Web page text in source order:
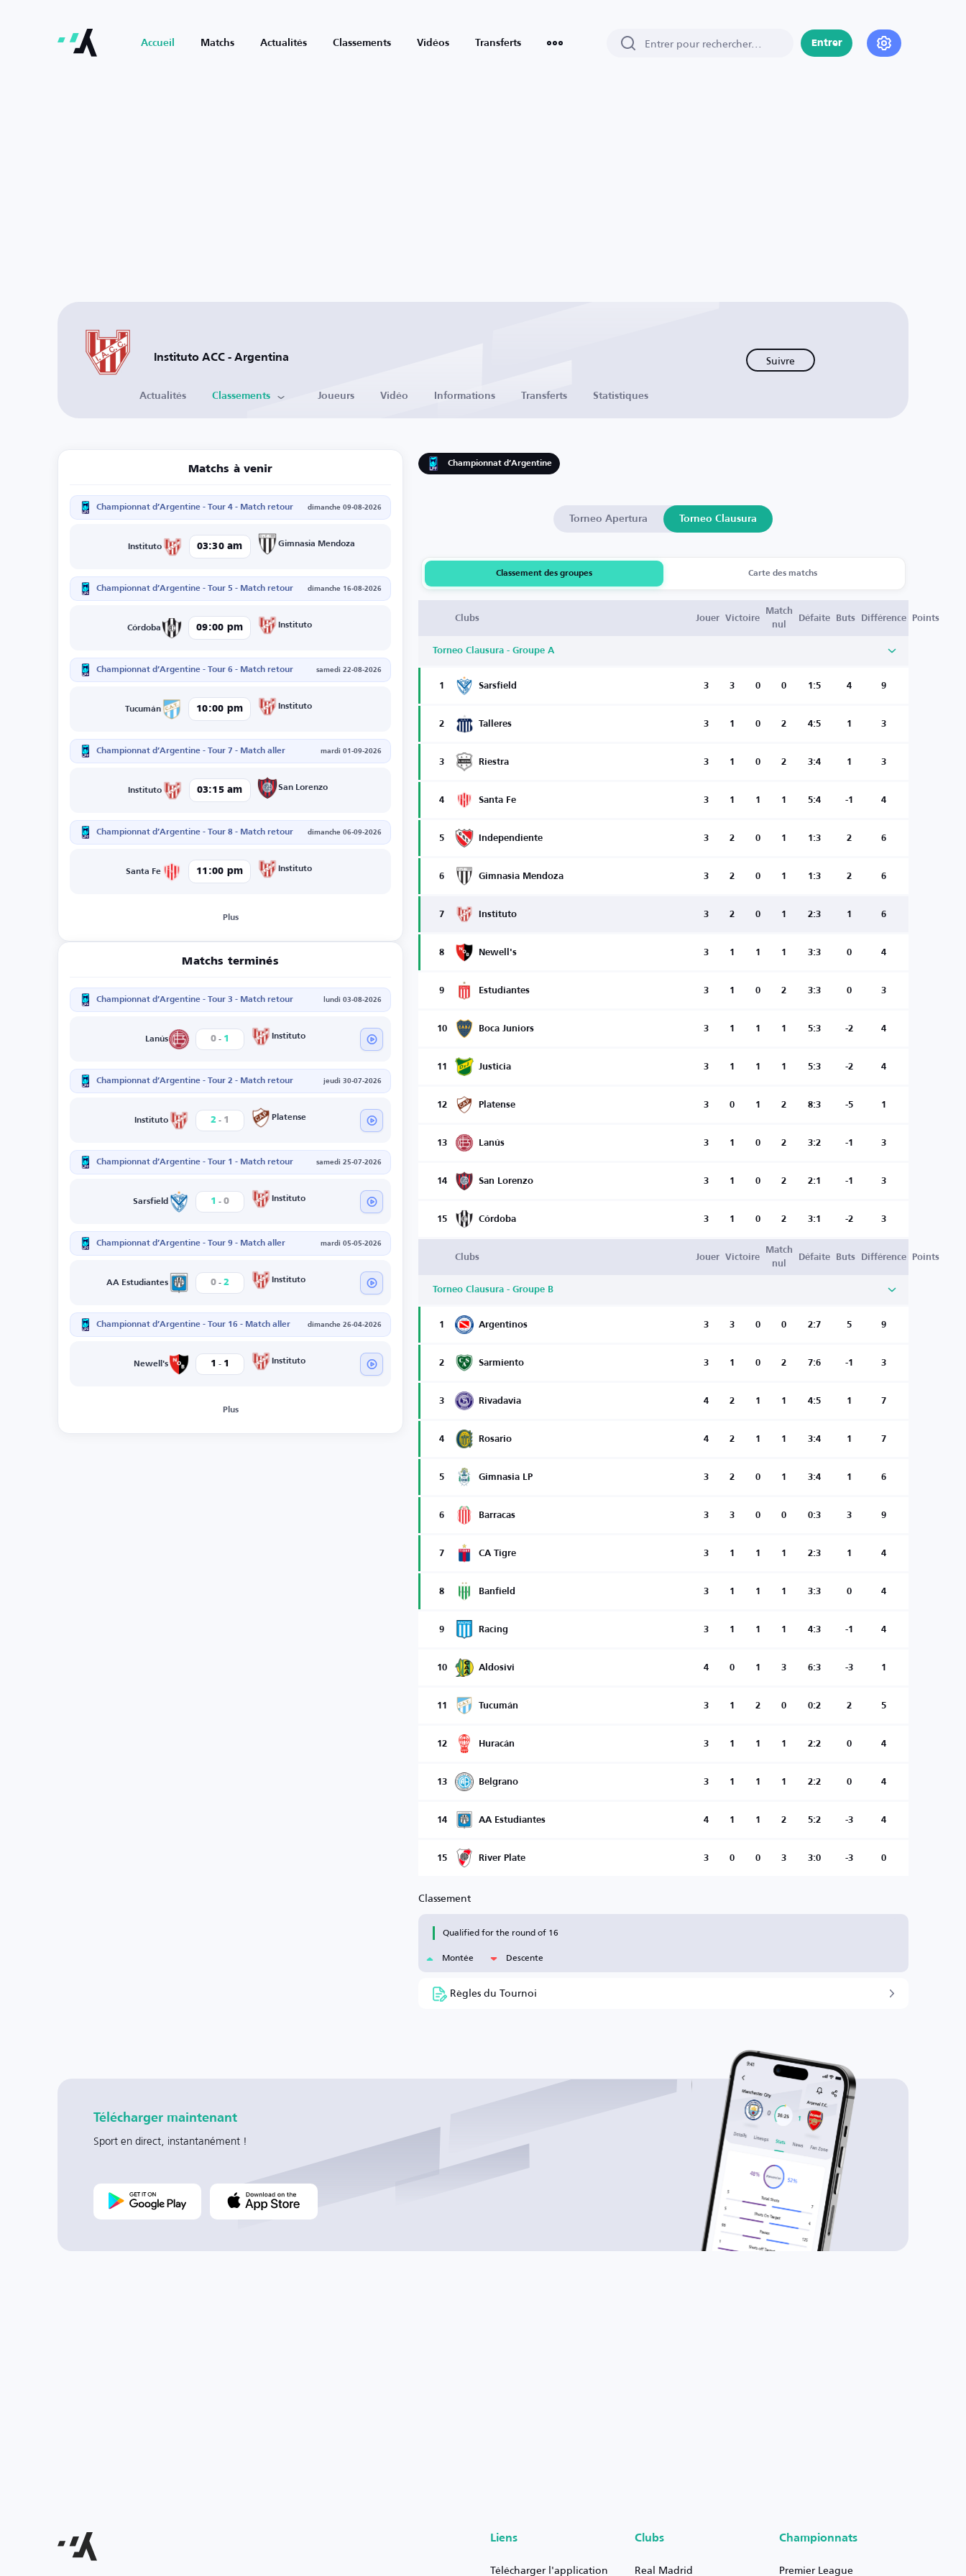
Accueil Matchs Actualités Classements Vidéos Transferts Entrer
Instituto ACC - Argentina Suivre
Actualités Classements Joueurs Vidéo Informations Transferts Statistiques
Matchs à venir
Championnat d’Argentine - Tour 4 - Match retour dimanche 09-08-2026
Instituto 03:30 am Gimnasia Mendoza
Championnat d’Argentine - Tour 5 - Match retour dimanche 16-08-2026
Córdoba 09:00 pm Instituto
Championnat d’Argentine - Tour 6 - Match retour samedi 22-08-2026
Tucumán 10:00 pm Instituto
Championnat d’Argentine - Tour 7 - Match aller mardi 01-09-2026
Instituto 03:15 am San Lorenzo
Championnat d’Argentine - Tour 8 - Match retour dimanche 06-09-2026
Santa Fe 11:00 pm Instituto
Plus
Matchs terminés
Championnat d’Argentine - Tour 3 - Match retour lundi 03-08-2026
Lanús 0 - 1 Instituto
Championnat d’Argentine - Tour 2 - Match retour jeudi 30-07-2026
Instituto 2 - 1 Platense
Championnat d’Argentine - Tour 1 - Match retour samedi 25-07-2026
Sarsfield 1 - 0 Instituto
Championnat d’Argentine - Tour 9 - Match aller mardi 05-05-2026
AA Estudiantes 0 - 2 Instituto
Championnat d’Argentine - Tour 16 - Match aller dimanche 26-04-2026
Newell's 1 - 1 Instituto
Plus
Championnat d’Argentine
Torneo Apertura Torneo Clausura
Classement des groupes Carte des matchs
Clubs Jouer Victoire
Match
nul
Défaite Buts Différence Points
Torneo Clausura - Groupe A
1 Sarsfield 3 3 0 0 1:5 4 9
2 Talleres 3 1 0 2 4:5 1 3
3 Riestra 3 1 0 2 3:4 1 3
4 Santa Fe 3 1 1 1 5:4 -1 4
5 Independiente 3 2 0 1 1:3 2 6
6 Gimnasia Mendoza 3 2 0 1 1:3 2 6
7 Instituto 3 2 0 1 2:3 1 6
8 Newell's 3 1 1 1 3:3 0 4
9 Estudiantes 3 1 0 2 3:3 0 3
10 Boca Juniors 3 1 1 1 5:3 -2 4
11 Justicia 3 1 1 1 5:3 -2 4
12 Platense 3 0 1 2 8:3 -5 1
13 Lanús 3 1 0 2 3:2 -1 3
14 San Lorenzo 3 1 0 2 2:1 -1 3
15 Córdoba 3 1 0 2 3:1 -2 3
Clubs Jouer Victoire
Match
nul
Défaite Buts Différence Points
Torneo Clausura - Groupe B
1 Argentinos 3 3 0 0 2:7 5 9
2 Sarmiento 3 1 0 2 7:6 -1 3
3 Rivadavia 4 2 1 1 4:5 1 7
4 Rosario 4 2 1 1 3:4 1 7
5 Gimnasia LP 3 2 0 1 3:4 1 6
6 Barracas 3 3 0 0 0:3 3 9
7 CA Tigre 3 1 1 1 2:3 1 4
8 Banfield 3 1 1 1 3:3 0 4
9 Racing 3 1 1 1 4:3 -1 4
10 Aldosivi 4 0 1 3 6:3 -3 1
11 Tucumán 3 1 2 0 0:2 2 5
12 Huracán 3 1 1 1 2:2 0 4
13 Belgrano 3 1 1 1 2:2 0 4
14 AA Estudiantes 4 1 1 2 5:2 -3 4
15 River Plate 3 0 0 3 3:0 -3 0
Classement
Qualified for the round of 16
Montée
Descente
Règles du Tournoi
Télécharger maintenant
Sport en direct, instantanément !
Liens
Télécharger l'application
Clubs
Real Madrid
Championnats
Premier League